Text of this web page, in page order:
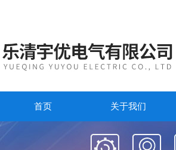
首页 关于我们